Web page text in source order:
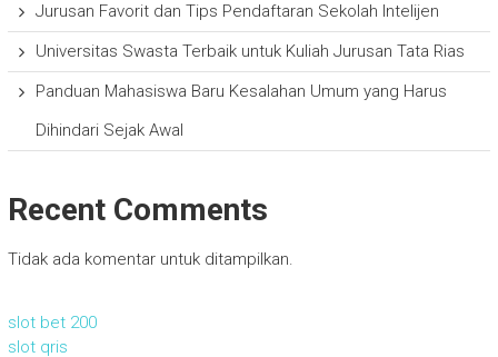
Jurusan Favorit dan Tips Pendaftaran Sekolah Intelijen
Universitas Swasta Terbaik untuk Kuliah Jurusan Tata Rias
Panduan Mahasiswa Baru Kesalahan Umum yang Harus
Dihindari Sejak Awal
Recent Comments
Tidak ada komentar untuk ditampilkan.
slot bet 200
slot qris